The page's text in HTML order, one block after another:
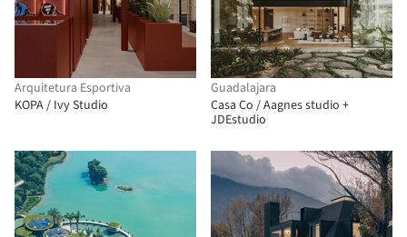
Arquitetura Esportiva
KOPA / Ivy Studio
Guadalajara
Casa Co / Aagnes studio +
JDEstudio